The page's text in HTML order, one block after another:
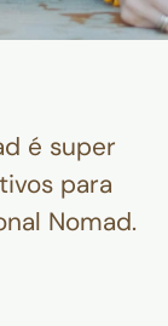
é super
para
Nomad.